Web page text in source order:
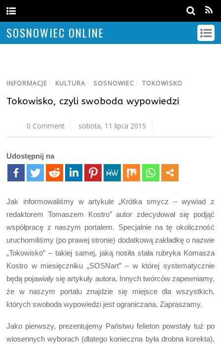
SOSNOWIEC ONLINE
INFORMACJE / KULTURA / SOSNOWIEC / TOKOWISKO
Tokowisko, czyli swoboda wypowiedzi
0 Comment sobota, 11 lipca 2015
Udostępnij na
Jak informowaliśmy w artykule „Krótka smycz – wywiad z
redaktorem Tomaszem Kostro” autor zdecydował się podjąć
współpracę z naszym portalem. Specjalnie na tę okoliczność
uruchomiliśmy (po prawej stronie) dodatkową zakładkę o nazwie
„Tokowisko” – takiej samej, jaką nosiła stała rubryka Komasza
Kostro w miesięczniku „SOSNart” – w której systematycznie
będą pojawiały się artykuły autora. Innych twórców zapewniamy,
że w naszym portalu znajdzie się miejsce dla wszystkich,
których swoboda wypowiedzi jest ograniczana. Zapraszamy.
Jako pierwszy, prezentujemy Państwu felieton powstały tuż po
wiosennych wyborach (dlatego konieczna była drobna korekta),